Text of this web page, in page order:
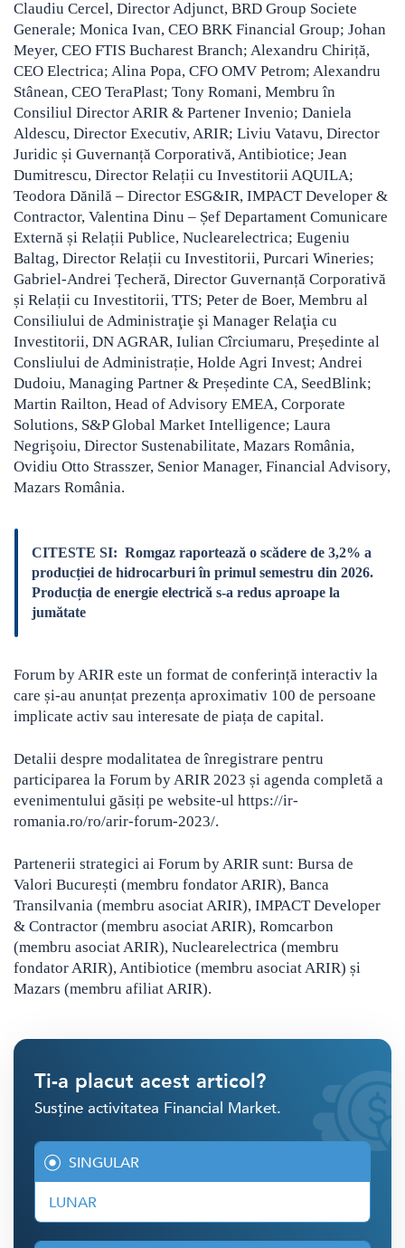
Claudiu Cercel, Director Adjunct, BRD Group Societe
Generale; Monica Ivan, CEO BRK Financial Group; Johan
Meyer, CEO FTIS Bucharest Branch; Alexandru Chiriță,
CEO Electrica; Alina Popa, CFO OMV Petrom; Alexandru
Stânean, CEO TeraPlast; Tony Romani, Membru în
Consiliul Director ARIR & Partener Invenio; Daniela
Aldescu, Director Executiv, ARIR; Liviu Vatavu, Director
Juridic și Guvernanță Corporativă, Antibiotice; Jean
Dumitrescu, Director Relații cu Investitorii AQUILA;
Teodora Dănilă – Director ESG&IR, IMPACT Developer &
Contractor, Valentina Dinu – Șef Departament Comunicare
Externă și Relații Publice, Nuclearelectrica; Eugeniu
Baltag, Director Relații cu Investitorii, Purcari Wineries;
Gabriel-Andrei Țecheră, Director Guvernanță Corporativă
și Relații cu Investitorii, TTS; Peter de Boer, Membru al
Consiliului de Administraţie şi Manager Relaţia cu
Investitorii, DN AGRAR, Iulian Cîrciumaru, Președinte al
Consliului de Administrație, Holde Agri Invest; Andrei
Dudoiu, Managing Partner & Președinte CA, SeedBlink;
Martin Railton, Head of Advisory EMEA, Corporate
Solutions, S&P Global Market Intelligence; Laura
Negrişoiu, Director Sustenabilitate, Mazars România,
Ovidiu Otto Strasszer, Senior Manager, Financial Advisory,
Mazars România.
CITESTE SI: Romgaz raportează o scădere de 3,2% a
producției de hidrocarburi în primul semestru din 2026.
Producția de energie electrică s-a redus aproape la
jumătate
Forum by ARIR este un format de conferință interactiv la
care și-au anunțat prezența aproximativ 100 de persoane
implicate activ sau interesate de piața de capital.
Detalii despre modalitatea de înregistrare pentru
participarea la Forum by ARIR 2023 și agenda completă a
evenimentului găsiți pe website-ul https://ir-
romania.ro/ro/arir-forum-2023/.
Partenerii strategici ai Forum by ARIR sunt: Bursa de
Valori București (membru fondator ARIR), Banca
Transilvania (membru asociat ARIR), IMPACT Developer
& Contractor (membru asociat ARIR), Romcarbon
(membru asociat ARIR), Nuclearelectrica (membru
fondator ARIR), Antibiotice (membru asociat ARIR) și
Mazars (membru afiliat ARIR).
Ti-a placut acest articol?
Susține activitatea Financial Market.
SINGULAR
LUNAR